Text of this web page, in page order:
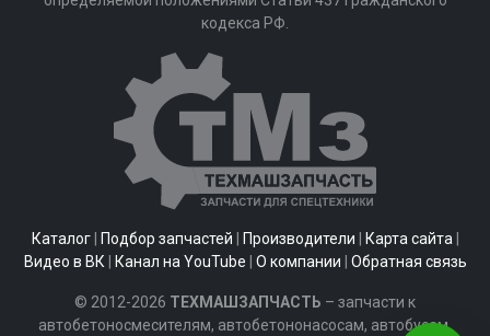
кодекса РФ.
Каталог| Подбор запчастей Производители Карта сайта|
Видео в ВК| Канал на YouTube О компании Обратная связь
© 2012-2026 ТЕХМАШЗАПЧАСТЬ – запчасти к
автобетоносмесителям, автобетононасосам, автобусам,